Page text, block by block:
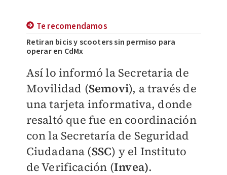
Te recomendamos
Retiran bicis y scooters sin permiso para
operar en CdMx
Así lo informó la Secretaria de
Movilidad (Semovi), a través de
una tarjeta informativa, donde
resaltó que fue en coordinación
con la Secretaría de Seguridad
Ciudadana (SSC) y el Instituto
de Verificación (Invea).